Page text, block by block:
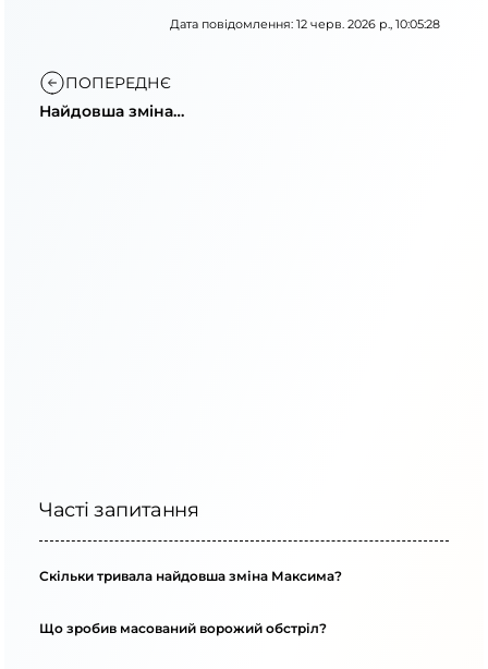
Дата повідомлення: 12 черв. 2026 р., 10:05:28
ПОПЕРЕДНЄ
Найдовша зміна
Часті запитання
Скільки тривала найдовша зміна Максима?
Що зробив масований ворожий обстріл?